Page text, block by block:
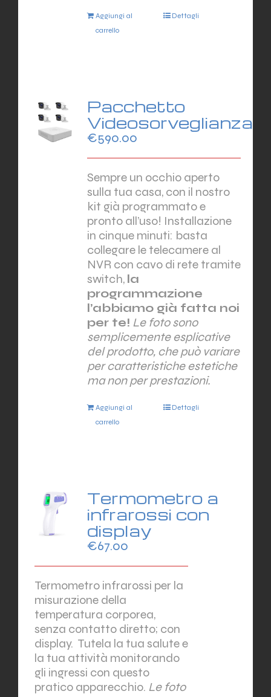
Aggiungi al
carrello
Dettagli
Pacchetto
Videosorveglianza
€590.00
Sempre un occhio aperto
sulla tua casa, con il nostro
kit già programmato e
pronto all’uso! Installazione
in cinque minuti: basta
collegare le telecamere al
NVR con cavo di rete tramite
switch, la
programmazione
l’abbiamo già fatta noi
per te! Le foto sono
semplicemente esplicative
del prodotto, che può variare
per caratteristiche estetiche
ma non per prestazioni.
Aggiungi al
carrello
Dettagli
Termometro a
infrarossi con
display
€67.00
Termometro infrarossi per la
misurazione della
temperatura corporea,
senza contatto diretto; con
display. Tutela la tua salute e
la tua attività monitorando
gli ingressi con questo
pratico apparecchio. Le foto